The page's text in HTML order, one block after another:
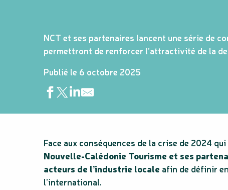
NCT et ses partenaires lancent une série de
permettront de renforcer l’attractivité de la
Publié le 6 octobre 2025
Face aux conséquences de la crise de 2024
Nouvelle-Calédonie Tourisme et ses
acteurs de l’industrie locale afin de définir
l’international.